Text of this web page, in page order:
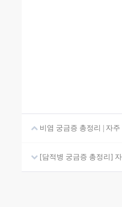
비염 궁금증 총정리 | 자
[담적병 궁금증 총정리]